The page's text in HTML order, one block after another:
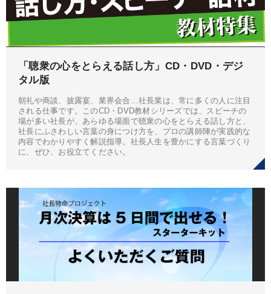
「聴衆の心をとらえる話し方」CD・DVD・デジ
タル版
朝礼や商談、披露宴、業界会合…社長業は、常に多くの人に注目
される仕事です。このCD・DVD教材シリーズでは、スピーチの
場が多い社長が、あらゆる場面で聴衆の心をとらえる話し方と、
社長にふさわしい言葉の身につけ方を、プロの講師陣が実践的な
内容でわかりやすく解説指導。社長人生を豊かにする言葉づくり
に、ぜひ、お役立てください。